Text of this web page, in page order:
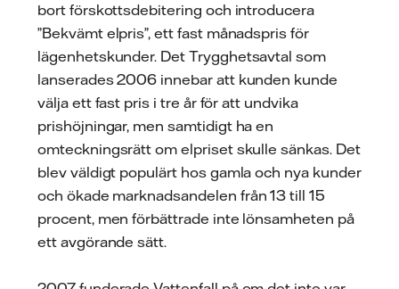
bort förskottsdebitering och introducera
”Bekvämt elpris”, ett fast månadspris för
lägenhetskunder. Det Trygghetsavtal som
lanserades 2006 innebar att kunden kunde
välja ett fast pris i tre år för att undvika
prishöjningar, men samtidigt ha en
omteckningsrätt om elpriset skulle sänkas. Det
blev väldigt populärt hos gamla och nya kunder
och ökade marknadsandelen från 13 till 15
procent, men förbättrade inte lönsamheten på
ett avgörande sätt.